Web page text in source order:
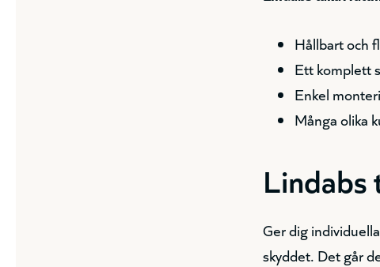
Hållbart och
Ett komplett
Enkel
Många olika
Lindabs
Ger dig
skyddet. Det går